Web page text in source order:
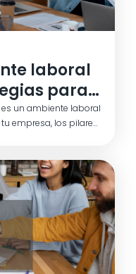
laboral
para
es un ambiente laboral
empresa, los pilares
leyendo!